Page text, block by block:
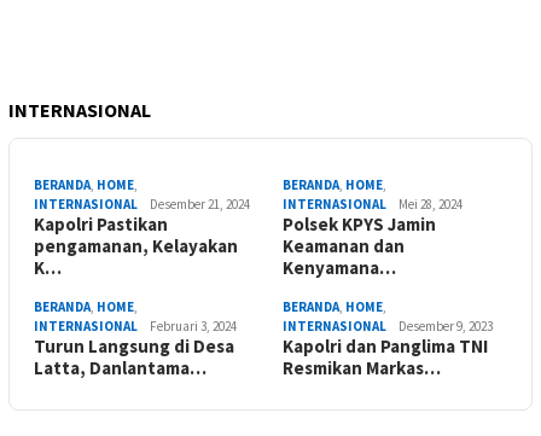
INTERNASIONAL
BERANDA, HOME,
INTERNASIONAL
Desember 21, 2024
Kapolri Pastikan
pengamanan, Kelayakan
K…
BERANDA, HOME,
INTERNASIONAL
Mei 28, 2024
Polsek KPYS Jamin
Keamanan dan
Kenyamana…
BERANDA, HOME,
INTERNASIONAL
Februari 3, 2024
Turun Langsung di Desa
Latta, Danlantama…
BERANDA, HOME,
INTERNASIONAL
Desember 9, 2023
Kapolri dan Panglima TNI
Resmikan Markas…